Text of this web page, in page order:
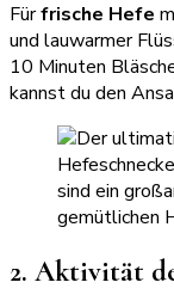
Fürfrische Hefe
und lauwarmer
10 Minuten
kannst du den
2. Aktivität